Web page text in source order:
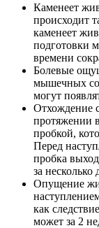
Каменеет
происходит
каменеет
подготовки
времени
Болевые
мышечных
могут
Отхождение
протяжении
пробкой,
Перед
пробка
за несколько
Опущение
как
может за 2